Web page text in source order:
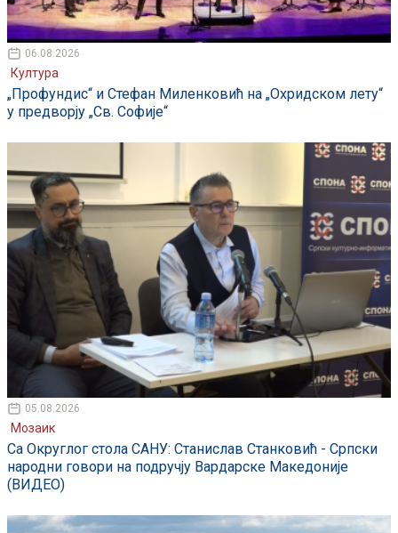
06.08.2026
Култура
„Профундис“ и Стефан Миленковић на „Охридском лету“
у предворју „Св. Софије“
05.08.2026
Мозаик
Са Округлог стола САНУ: Станислав Станковић - Српски
народни говори на подручју Вардарске Македоније
(ВИДЕО)